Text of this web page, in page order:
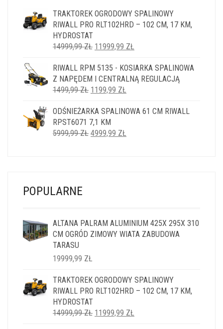
TRAKTOREK OGRODOWY SPALINOWY
RIWALL PRO RLT102HRD – 102 CM, 17 KM,
HYDROSTAT
14999,99ZŁ PIERWOTNA
WYNOSIŁA:
14999,99 ZŁ.
11999,99 ZŁ
WYNOSI:
11999,99 ZŁ.
RIWALL RPM 5135 - KOSIARKA SPALINOWA
Z NAPĘDEM I CENTRALNĄ REGULACJĄ
1499,99ZŁ PIERWOTNA
WYNOSIŁA:
1499,99 ZŁ.
1199,99 ZŁ
WYNOSI:
ODŚNIEŻARKA SPALINOWA 61 CM RIWALL
RPST6071 7,1 KM
5999,99ZŁ PIERWOTNA
4999,99 ZŁ
POPULARNE
ALTANA PALRAM ALUMINIUM 425X 295X 310
CM OGRÓD ZIMOWY WIATA ZABUDOWA
TARASU
19999,99 ZŁ
TRAKTOREK OGRODOWY SPALINOWY
RIWALL PRO RLT102HRD – 102 CM, 17 KM,
HYDROSTAT
14999,99ZŁ PIERWOTNA
11999,99 ZŁ